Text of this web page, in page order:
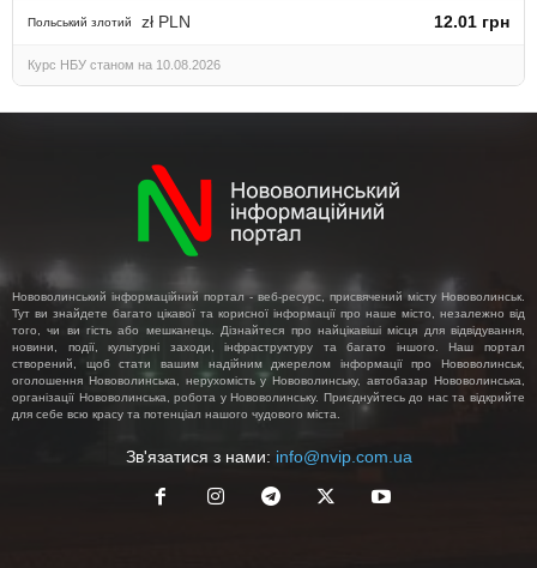
Польський злотий zł PLN 12.01 грн
Курс НБУ станом на 10.08.2026
Нововолинський інформаційний портал - веб-ресурс, присвячений місту Нововолинськ.
Тут ви знайдете багато цікавої та корисної інформації про наше місто, незалежно від
того, чи ви гість або мешканець. Дізнайтеся про найцікавіші місця для відвідування,
новини, події, культурні заходи, інфраструктуру та багато іншого. Наш портал
створений, щоб стати вашим надійним джерелом інформації про Нововолинськ,
оголошення Нововолинська, нерухомість у Нововолинську, автобазар Нововолинська,
організації Нововолинська, робота у Нововолинську. Приєднуйтесь до нас та відкрийте
для себе всю красу та потенціал нашого чудового міста.
Зв'язатися з нами: info@nvip.com.ua